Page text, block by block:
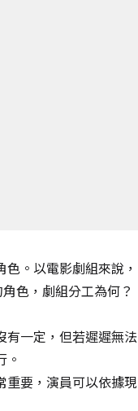
。以電影劇組來說，
色，劇組分工為何？
有一定，但若遲遲無法
重要，演員可以依據現